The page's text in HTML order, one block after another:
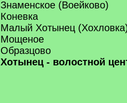
Знаменское (Воейково)
Коневка
Малый Хотынец
Мощеное
Образцово
Хотынец - волостной